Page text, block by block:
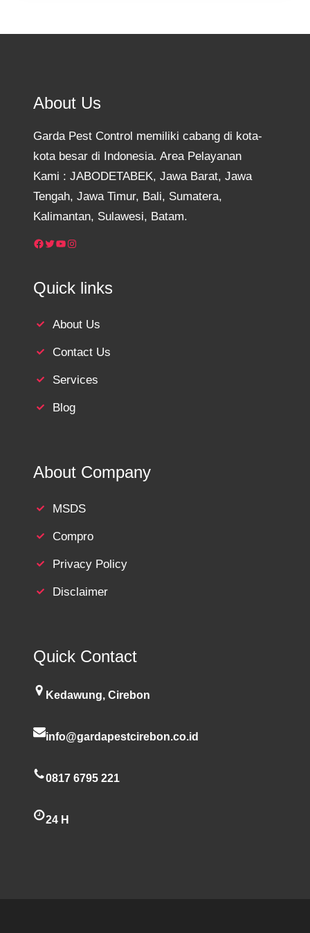
About Us
Garda Pest Control memiliki cabang di kota-
kota besar di Indonesia. Area Pelayanan
Kami : JABODETABEK, Jawa Barat, Jawa
Tengah, Jawa Timur, Bali, Sumatera,
Kalimantan, Sulawesi, Batam.
Facebook Twitter YouTube Instagram
Quick links
About Us
Contact Us
Services
Blog
About Company
MSDS
Compro
Privacy Policy
Disclaimer
Quick Contact
Kedawung, Cirebon
info@gardapestcirebon.co.id
0817 6795 221
24 H